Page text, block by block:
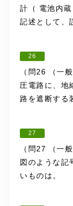
計（ 電池内
記述として、
26
（問26 （一
圧電路に、地
路を遮断する
27
（問27 （一
図のような記
いものは。